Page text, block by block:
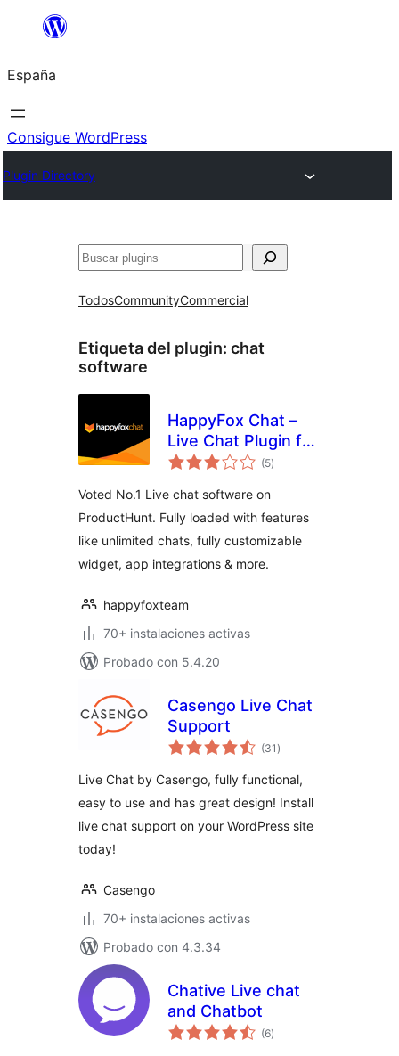
Saltar
contenido
España
Consigue WordPress
Plugin Directory
Buscar
TodosCommunityCommercial
Etiqueta del plugin: chat
software
HappyFox Chat –
Live Chat Plugin for
WordPress
(5valoraciones
en
)
Voted No.1 Live chat software on
ProductHunt. Fully loaded with features
like unlimited chats, fully customizable
widget, app integrations & more.
happyfoxteam
70+ instalaciones activas
Probado con 5.4.20
Casengo Live Chat
Support
(31 valoraciones
en
)
Live Chat by Casengo, fully functional,
easy to use and has great design! Install
live chat support on your WordPress site
today!
Casengo
70+ instalaciones activas
Probado con 4.3.34
Chative Live chat
and Chatbot
(6valoraciones
en
)